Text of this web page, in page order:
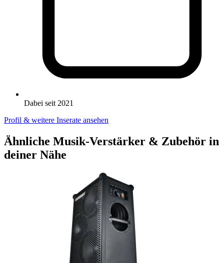
Dabei seit 2021
Profil & weitere Inserate ansehen
Ähnliche Musik-Verstärker & Zubehör in
deiner Nähe